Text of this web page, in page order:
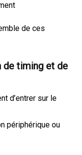
de ces
de timing et de
d’entrer sur le
périphérique ou